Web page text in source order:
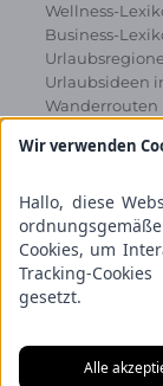
Wellness-
Business-
Urlaubsideen
Wanderrouten
Kundenbereich
Presse
Über uns
Kooperation/
Service/Partner
Wir verwenden
Hallo, diese
Cookies, um
Tracking-
gesetzt.
Alle